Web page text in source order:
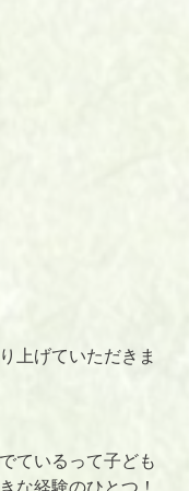
上げていただきま
ているって子ども